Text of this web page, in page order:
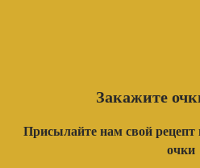
Закажите
Присылайте нам свой
очки